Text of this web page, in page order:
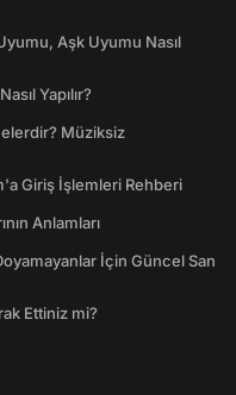
Aşk Uyumu Nasıl
Yapılır?
Müziksiz
Giriş İşlemleri Rehberi
Anlamları
İçin Güncel San
Ettiniz mi?